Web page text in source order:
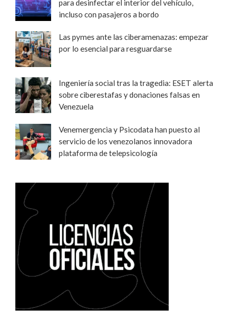
para desinfectar el interior del vehículo,
incluso con pasajeros a bordo
Las pymes ante las ciberamenazas: empezar
por lo esencial para resguardarse
Ingeniería social tras la tragedia: ESET alerta
sobre ciberestafas y donaciones falsas en
Venezuela
Venemergencia y Psicodata han puesto al
servicio de los venezolanos innovadora
plataforma de telepsicología